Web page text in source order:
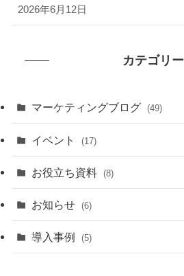
2026年6月12日
カテゴリー
マーケティングブログ (49)
イベント (17)
お役立ち資料 (8)
お知らせ (6)
導入事例 (5)